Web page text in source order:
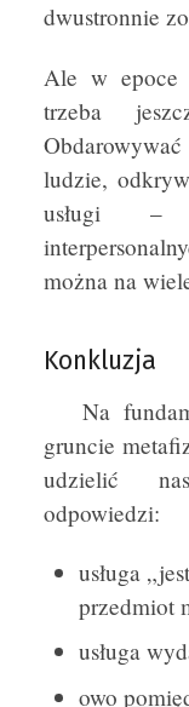
dwustronnie
Ale w epoce
trzeba
ludzie,
usługi –
można na
Konkluzja
Na
gruncie
udzielić
odpowiedzi:
usługa
przedmiot
usługa
owo